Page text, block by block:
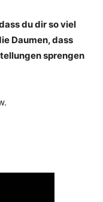
du dir so viel
Daumen, dass
sprengen